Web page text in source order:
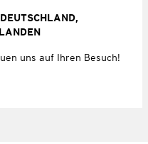
uns auf Ihren Besuch!